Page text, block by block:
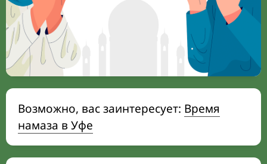
Возможно, вас заинтересует: Время
намаза в Уфе